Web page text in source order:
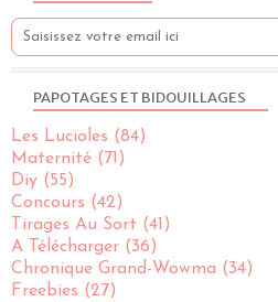
PAPOTAGES ET BIDOUILLAGES
Les Lucioles (84)
Maternité (71)
Diy (55)
Concours (42)
Tirages Au Sort (41)
A Télécharger (36)
Chronique Grand-Wowma (34)
Freebies (27)